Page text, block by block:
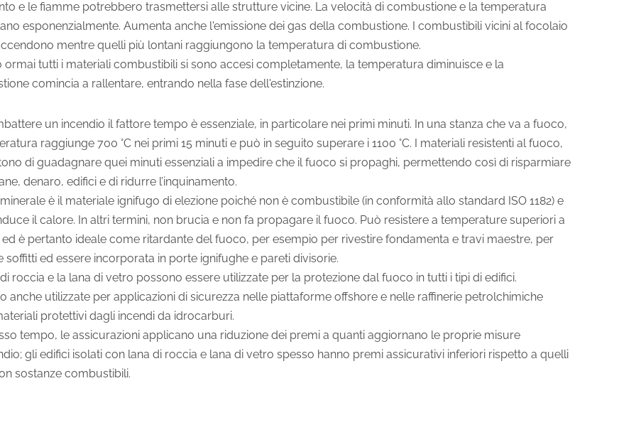
e le fiamme potrebbero trasmettersi alle strutture vicine. La velocità di combustione e la temperatura
esponenzialmente. Aumenta anche l'emissione dei gas della combustione. I combustibili vicini al focolaio
mentre quelli più lontani raggiungono la temperatura di combustione.
ormai tutti i materiali combustibili si sono accesi completamente, la temperatura diminuisce e la
comincia a rallentare, entrando nella fase dell'estinzione.
un incendio il fattore tempo è essenziale, in particolare nei primi minuti. In una stanza che va a fuoco,
raggiunge 700 °C nei primi 15 minuti e può in seguito superare i 1100 °C. I materiali resistenti al fuoco,
di guadagnare quei minuti essenziali a impedire che il fuoco si propaghi, permettendo così di risparmiare
denaro, edifici e di ridurre l’inquinamento.
è il materiale ignifugo di elezione poiché non è combustibile (in conformità allo standard ISO 1182) e
il calore. In altri termini, non brucia e non fa propagare il fuoco. Può resistere a temperature superiori a
ed è pertanto ideale come ritardante del fuoco, per esempio per rivestire fondamenta e travi maestre, per
soffitti ed essere incorporata in porte ignifughe e pareti divisorie.
roccia e la lana di vetro possono essere utilizzate per la protezione dal fuoco in tutti i tipi di edifici.
anche utilizzate per applicazioni di sicurezza nelle piattaforme offshore e nelle raffinerie petrolchimiche
protettivi dagli incendi da idrocarburi.
tempo, le assicurazioni applicano una riduzione dei premi a quanti aggiornano le proprie misure
gli edifici isolati con lana di roccia e lana di vetro spesso hanno premi assicurativi inferiori rispetto a quelli
sostanze combustibili.